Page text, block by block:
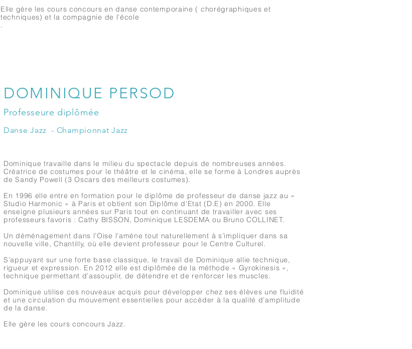
Elle gère les cours concours en danse contemporaine ( chorégraphiques et
techniques) et la compagnie de l'école
.
DOMINIQUE PERSOD
Professeure diplômée
Danse Jazz - Championnat Jazz
Dominique travaille dans le milieu du spectacle depuis de nombreuses années.
Créatrice de costumes pour le théâtre et le cinéma, elle se forme à Londres auprès
de Sandy Powell (3 Oscars des meilleurs costumes).
En 1996 elle entre en formation pour le diplôme de professeur de danse jazz au «
Studio Harmonic » à Paris et obtient son Diplôme d’Etat (D.E) en 2000. Elle
enseigne plusieurs années sur Paris tout en continuant de travailler avec ses
professeurs favoris : Cathy BISSON, Dominique LESDEMA ou Bruno COLLINET.
Un déménagement dans l’Oise l’amène tout naturellement à s’impliquer dans sa
nouvelle ville, Chantilly, où elle devient professeur pour le Centre Culturel.
S’appuyant sur une forte base classique, le travail de Dominique allie technique,
rigueur et expression. En 2012 elle est diplômée de la méthode « Gyrokinesis »,
technique permettant d’assouplir, de détendre et de renforcer les muscles.
Dominique utilise ces nouveaux acquis pour développer chez ses élèves une fluidité
et une circulation du mouvement essentielles pour accéder à la qualité d’amplitude
de la danse.
Elle gère les cours concours Jazz.